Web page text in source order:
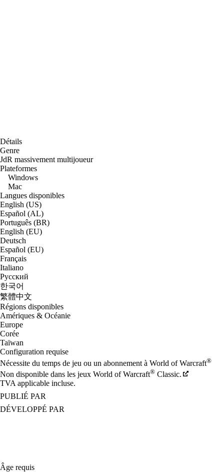
Détails
Genre
JdR massivement multijoueur
Plateformes
Windows
Mac
Langues disponibles
English (US)
Español (AL)
Português (BR)
English (EU)
Deutsch
Español (EU)
Français
Italiano
Русский
한국어
繁體中文
Régions disponibles
Amériques & Océanie
Europe
Corée
Taïwan
Configuration requise
Nécessite du temps de jeu ou un abonnement à World of Warcraft®
Non disponible dans les jeux World of Warcraft® Classic.
TVA applicable incluse.
PUBLIÉ PAR
DÉVELOPPÉ PAR
Âge requis